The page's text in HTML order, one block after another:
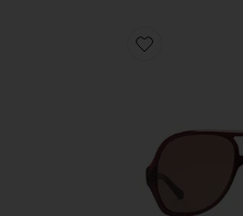
Favorite